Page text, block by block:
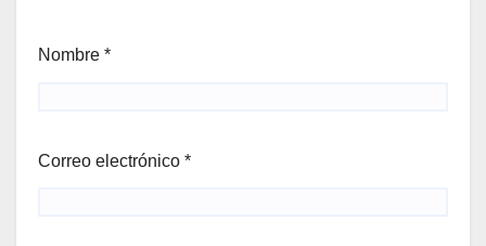
Nombre *
Correo electrónico *